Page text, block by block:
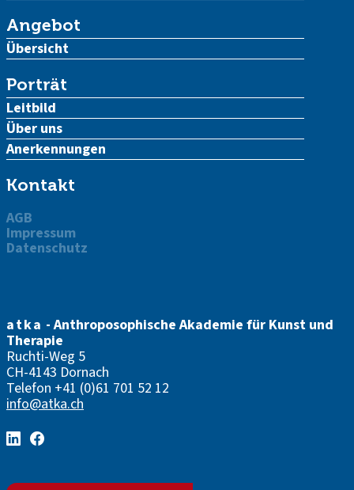
Angebot
Übersicht
Porträt
Leitbild
Über uns
Anerkennungen
Kontakt
AGB
Impressum
Datenschutz
atka - Anthroposophische Akademie für Kunst und
Therapie
Ruchti-Weg 5
CH-4143 Dornach
Telefon +41 (0)61 701 52 12
info@atka.ch